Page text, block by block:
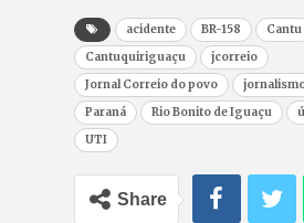
acidente BR-158
Cantu
Cantuquiriguaçu
jcorreio
Jornal Correio do povo
Paraná
Rio Bonito de Iguaçu
UTI
Share